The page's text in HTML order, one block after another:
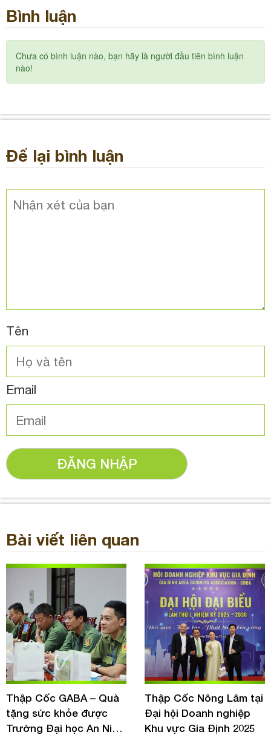
Bình luận
Chưa có bình luận nào, bạn hãy là người đầu tiên bình luận
nào!
Để lại bình luận
Tên
Email
ĐĂNG NHẬP
Bài viết liên quan
Thập Cốc GABA – Quà
tặng sức khỏe được
Trường Đại học An Ninh
Thập Cốc Nông Lâm tại
Đại hội Doanh nghiệp
Khu vực Gia Định 2025